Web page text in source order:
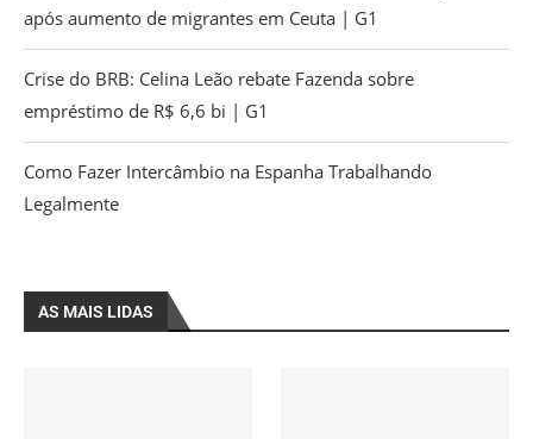
após aumento de migrantes em Ceuta | G1
Crise do BRB: Celina Leão rebate Fazenda sobre
empréstimo de R$ 6,6 bi | G1
Como Fazer Intercâmbio na Espanha Trabalhando
Legalmente
AS MAIS LIDAS